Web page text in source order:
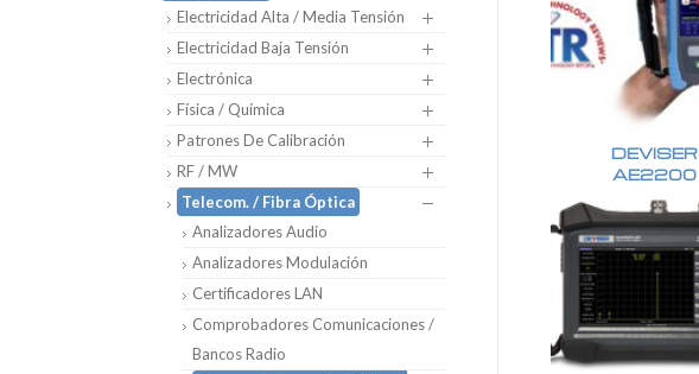
DEVISER
AE2200
Electricidad Alta / Media Tensión
Electricidad Baja Tensión
Electrónica
Física / Química
Patrones De Calibración
RF / MW
Telecom. / Fibra Óptica
Analizadores Audio
Analizadores Modulación
Certificadores LAN
Comprobadores Comunicaciones /
Bancos Radio